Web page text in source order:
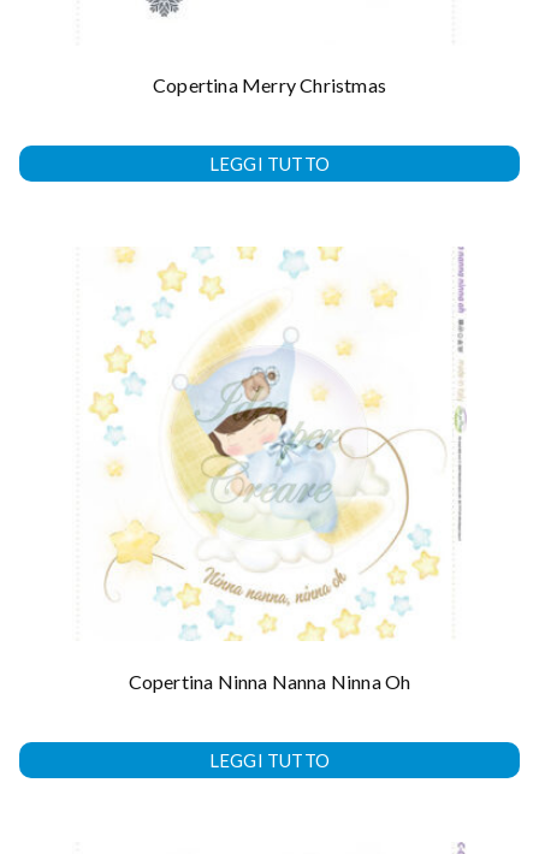
Copertina Merry Christmas
LEGGI TUTTO
Copertina Ninna Nanna Ninna Oh
LEGGI TUTTO